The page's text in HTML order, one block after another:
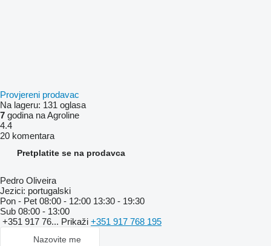
Provjereni prodavac
Na lageru: 131 oglasa
7 godina na Agroline
4.4
20 komentara
Pretplatite se na prodavca
Pedro Oliveira
Jezici: portugalski
Pon - Pet 08:00 - 12:00 13:30 - 19:30
Sub 08:00 - 13:00
+351 917 76... Prikaži +351 917 768 195
Nazovite me